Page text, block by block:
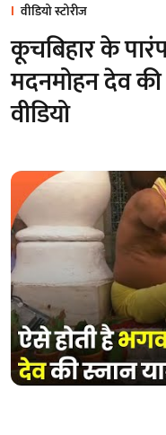
वीडियो स्टोरीज
कूचबिहार के
मदनमोहन देव की
वीडियो